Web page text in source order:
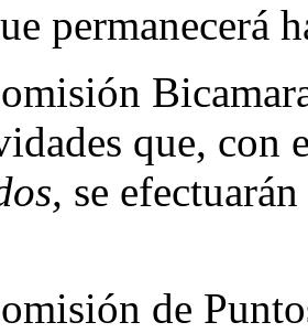
permanecerá
que,
se
de